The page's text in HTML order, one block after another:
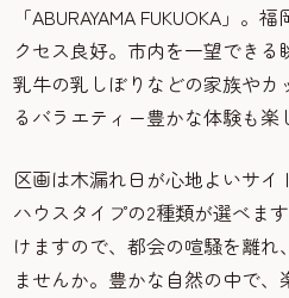
「ABURAYAMA FUKUOKA」。
クセス良好。市内を一望できる
乳牛の乳しぼりなどの家族やカ
るバラエティー豊かな体験も楽
区画は木漏れ日が心地よいサ
ハウスタイプの2種類が選べま
けますので、都会の喧騒を離
ませんか。豊かな自然の中で